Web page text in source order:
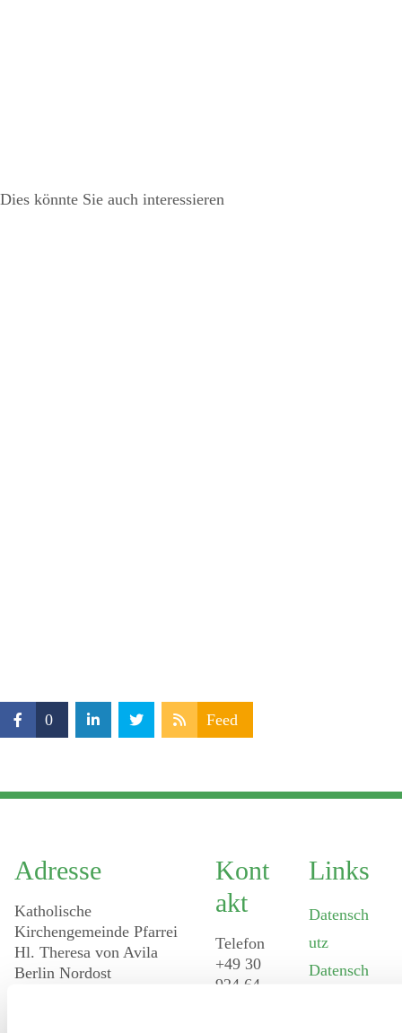
Dies könnte Sie auch interessieren
0 Feed
Adresse
Katholische
Kirchengemeinde Pfarrei
Hl. Theresa von Avila
Berlin Nordost
Kont
Akt
Telefon
+49 30
924 64
Links
Datensch
utz
Datensch